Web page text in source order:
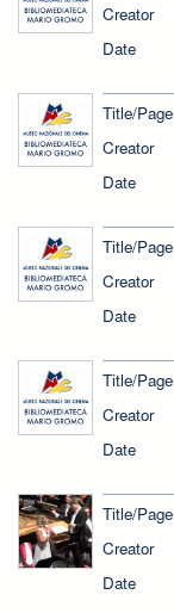
Creator
Date
Title/Page
Creator
Date
Title/Page
Creator
Date
Title/Page
Creator
Date
Title/Page
Creator
Date